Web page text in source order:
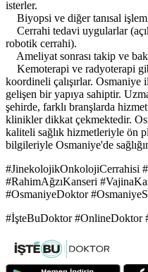
isterler.
Biyopsi ve diğer tanısal
Cerrahi tedavi uygularlar
robotik cerrahi).
Ameliyat sonrası takip ve
Kemoterapi ve radyoterapi
koordineli çalışırlar. Osmaniye
gelişen bir yapıya sahiptir.
şehirde, farklı branşlarda
klinikler dikkat çekmektedir.
kaliteli sağlık hizmetleriyle ön
bilgileriyle Osmaniye'de
#JinekolojikOnkolojiCerrahisi
#RahimAğzıKanseri
#OsmaniyeDoktor
#İşteBuDoktor #OnlineDoktor